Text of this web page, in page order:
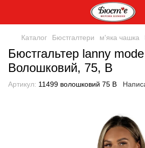
Каталог Бюстгалтери м'яка чашка
Бюстгальтер lanny
Волошковий, 75, B
Артикул: 11499 волошковий 75 B